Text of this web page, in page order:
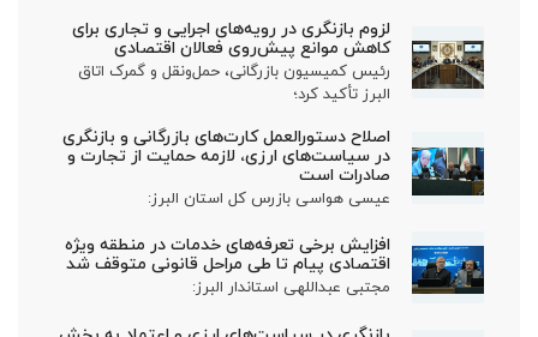
لزوم بازنگری در رویه‌های اجرایی و تجاری برای
کاهش موانع پیش‌روی فعالان اقتصادی
رئیس کمیسیون بازرگانی، حمل‌ونقل و گمرک اتاق
البرز تأکید کرد؛
اصلاح دستورالعمل کارت‌های بازرگانی و بازنگری
در سیاست‌های ارزی، لازمه حمایت از تجارت و
صادرات است
عیسی هواسی بازرس کل استان البرز:
افزایش برخی تعرفه‌های خدمات در منطقه ویژه
اقتصادی پیام تا طی مراحل قانونی متوقف شد
مجتبی عبداللهی استاندار البرز: